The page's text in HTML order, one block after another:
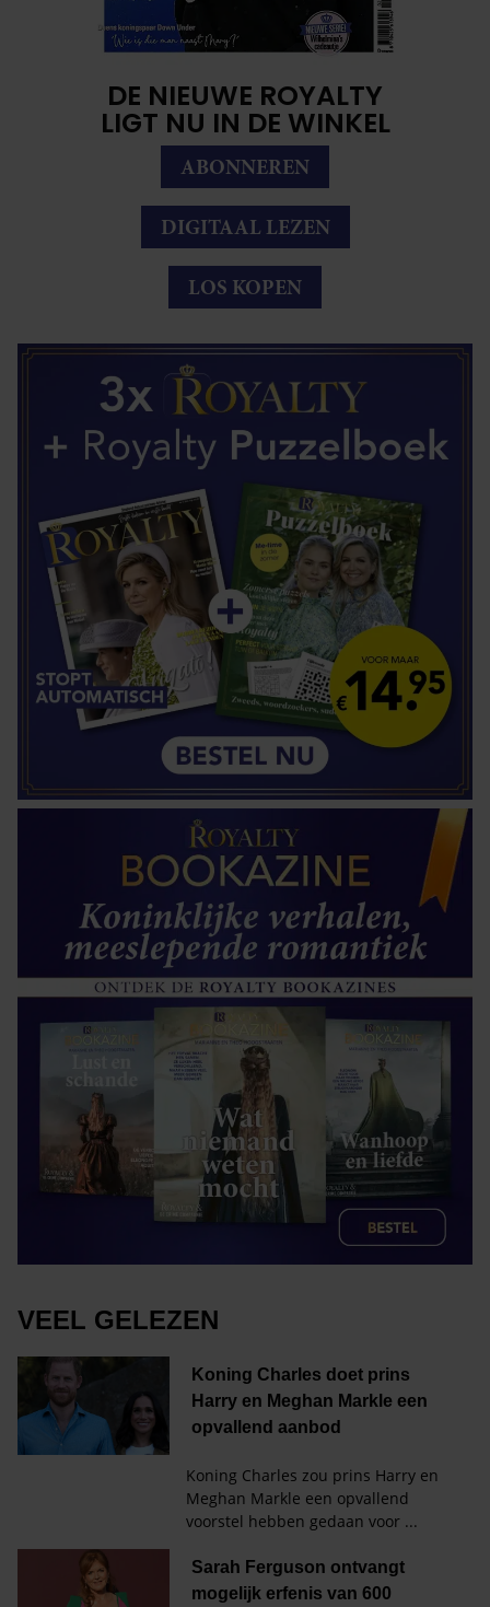
DE NIEUWE ROYALTY
LIGT NU IN DE WINKEL
ABONNEREN
DIGITAAL LEZEN
LOS KOPEN